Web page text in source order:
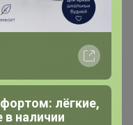
лёгкие,
наличии